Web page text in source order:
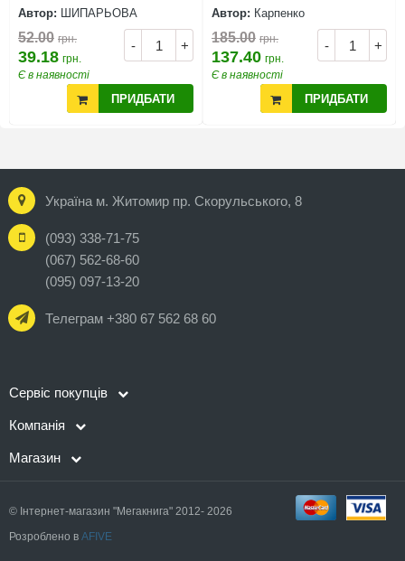
Автор: ШИПАРЬОВА
- +
52.00 грн.
39.18 грн.
Є в наявності
ПРИДБАТИ
Автор: Карпенко
- +
185.00 грн.
137.40 грн.
Є в наявності
ПРИДБАТИ
Україна м. Житомир пр. Скорульського, 8
(093) 338-71-75
(067) 562-68-60
(095) 097-13-20
Телеграм +380 67 562 68 60
Сервіс покупців
Компанія
Магазин
© Інтернет-магазин "Мегакнига" 2012- 2026
Розроблено в AFIVE